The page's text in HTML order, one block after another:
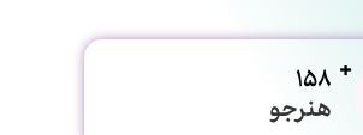
158
هنرجو